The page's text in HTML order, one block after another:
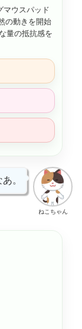
マウスパッド
の動きを開始
量の抵抗感を
ねこちゃん
。